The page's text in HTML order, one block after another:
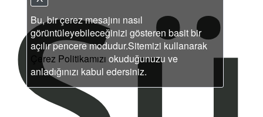
Bu, bir çerez mesajını nasıl
görüntüleyebileceğinizi gösteren basit bir
açılır pencere modudur.Sitemizi kullanarak
Çerez Politikamızı okuduğunuzu ve
anladığınızı kabul edersiniz.